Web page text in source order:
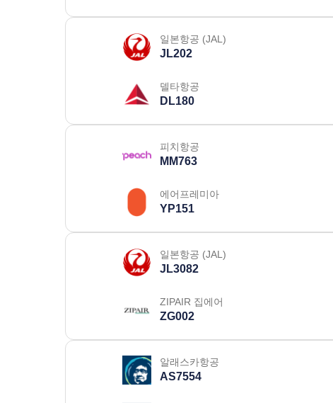
일본항공 (JAL)
JL202
델타항공
DL180
피치항공
MM763
에어프레미아
YP151
일본항공 (JAL)
JL3082
ZIPAIR 집에어
ZG002
알래스카항공
AS7554